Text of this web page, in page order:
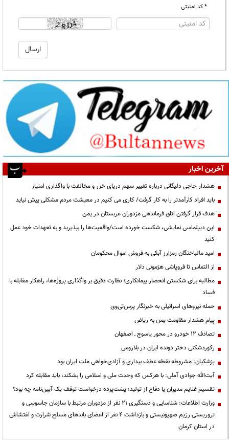
* کد امنیتی
آخرین اخبار
هشدار حاجی دلیگانی درباره تغییر سهم دریای خزر و مخالفت با واگذاری امتیاز
باید افراد کارآمدتر را به کار گرفت/ کاری می کنیم در معیشت مردم مشکلی پیش نیاید
هدف قرار گرفتن اتاق‌ فرماندهی مزدوران عربستان در یمن
این دیپلماسی نمایشی، شکست خورده است/واقعیت‌ها را بپذیرید و به تعهدات خود عمل
کنید
امید مالباختگان رمزارز آبکی به فروش اموال محکومان
از التماس تا فروپاشی هژمونی دلار
مطالبه برای شکستن انحصار پیمانکاری؛ نظارت دقیق بر واگذاری پروژه‌ها، راهکار مقابله با
فساد
حمله نیروهای اسرائیلی به خبرنگار پرس‌تی‌وی
پیام هشدار مقاومت یمن به ریاض
تصادف ۱۲ خودرو در محور یاسوج ـ اصفهان
رکوردشکنی دختر دونده ایران در بلاروس
پزشکیان: مشروطه نقطه عطف بیداری و آزادی‌خواهی ملت ایران بود
آیت‌الله جوادی آملی: با هرکس که وحدت ملی و اسلامی را بشکند، باید مقابله کرد
تقسیم غنایم مدیران یا دفاع از تولید؛ پشت‌پرده درخواست توقف یک آیین‌نامه چه بود؟
وزارت اطلاعات: شناسایی و دستگیری ۲۱ نفر از مزدوران مرتبط با سازمان جاسوسی و
تروریستی رژیم صهیونیستی و بازداشت ۴ نفر از اعضای باندهای مسلح شرارت و اغتشاش
در استان کرمان